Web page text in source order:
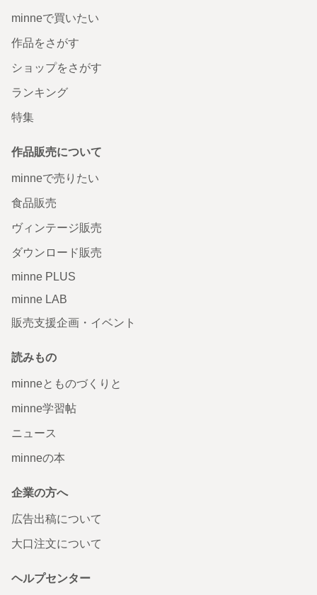
minneで買いたい
作品をさがす
ショップをさがす
ランキング
特集
作品販売について
minneで売りたい
食品販売
ヴィンテージ販売
ダウンロード販売
minne PLUS
minne LAB
販売支援企画・イベント
読みもの
minneとものづくりと
minne学習帖
ニュース
minneの本
企業の方へ
広告出稿について
大口注文について
ヘルプセンター